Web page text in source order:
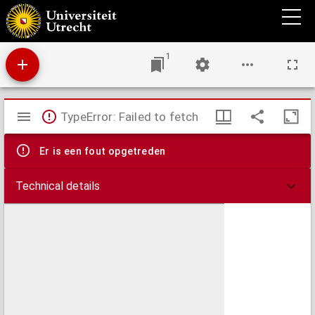
Atlas der alten Welt in XVI illuminirten Charten
1
Mirador
viewer
TypeError: Failed to fetch
Er is een fout opgetreden
Technical details